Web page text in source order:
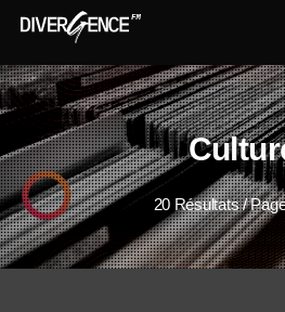
20 Résultats /